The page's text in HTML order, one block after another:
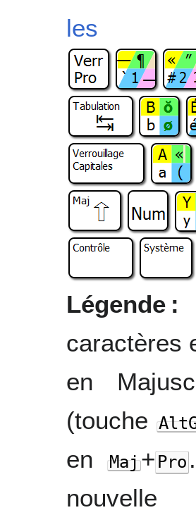
les
Légende :
caractères
en
(touche
en Maj+ Pro